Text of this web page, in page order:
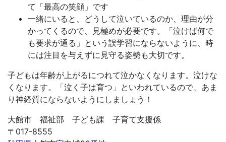
て「最高の笑顔」です
一緒にいると、どうして泣いているのか、理由が分
かってくるので、見極めが必要です。「泣けば何で
も要求が通る」という誤学習にならないように、時
には注目を与えずに見守る姿勢も大切です。
子どもは年齢が上がるにつれて泣かなくなります。泣けな
くなります。「泣く子は育つ」といわれているので、あま
り神経質にならないようにしましょう！
大館市 福祉部 子ども課 子育て支援係
〒017-8555